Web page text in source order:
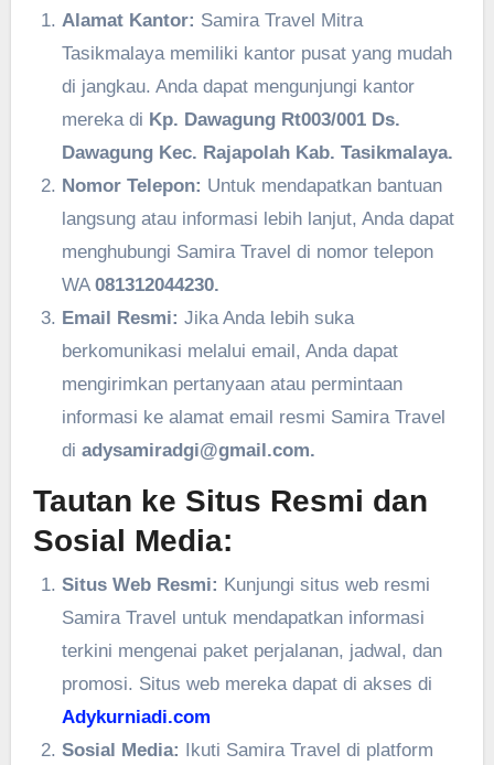
Alamat Kantor: Samira Travel Mitra
Tasikmalaya memiliki kantor pusat yang mudah
di jangkau. Anda dapat mengunjungi kantor
mereka di Kp. Dawagung Rt003/001 Ds.
Dawagung Kec. Rajapolah Kab. Tasikmalaya.
Nomor Telepon: Untuk mendapatkan bantuan
langsung atau informasi lebih lanjut, Anda dapat
menghubungi Samira Travel di nomor telepon
WA 081312044230.
Email Resmi: Jika Anda lebih suka
berkomunikasi melalui email, Anda dapat
mengirimkan pertanyaan atau permintaan
informasi ke alamat email resmi Samira Travel
di adysamiradgi@gmail.com.
Tautan ke Situs Resmi dan
Sosial Media:
Situs Web Resmi: Kunjungi situs web resmi
Samira Travel untuk mendapatkan informasi
terkini mengenai paket perjalanan, jadwal, dan
promosi. Situs web mereka dapat di akses di
Adykurniadi.com
Sosial Media: Ikuti Samira Travel di platform